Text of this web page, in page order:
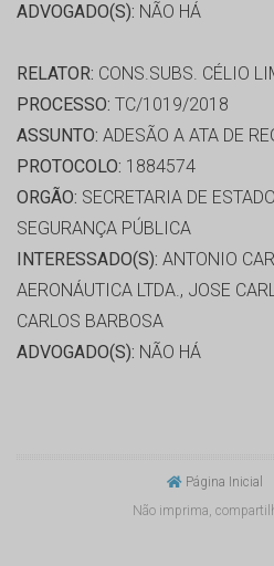
ADVOGADO(S): NÃO HÁ
RELATOR: CONS.SUBS. CÉLIO
PROCESSO: TC/1019/2018
ASSUNTO: ADESÃO A ATA DE
PROTOCOLO: 1884574
ORGÃO: SECRETARIA DE
SEGURANÇA PÚBLICA
INTERESSADO(S): ANTONIO
AERONÁUTICA LTDA., JOSE
CARLOS BARBOSA
ADVOGADO(S): NÃO HÁ
Página Inicial
Não imprima,